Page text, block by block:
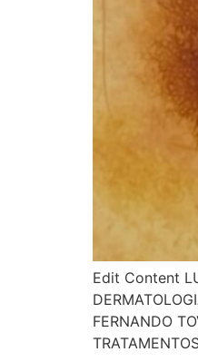
Edit Content
FERNANDO